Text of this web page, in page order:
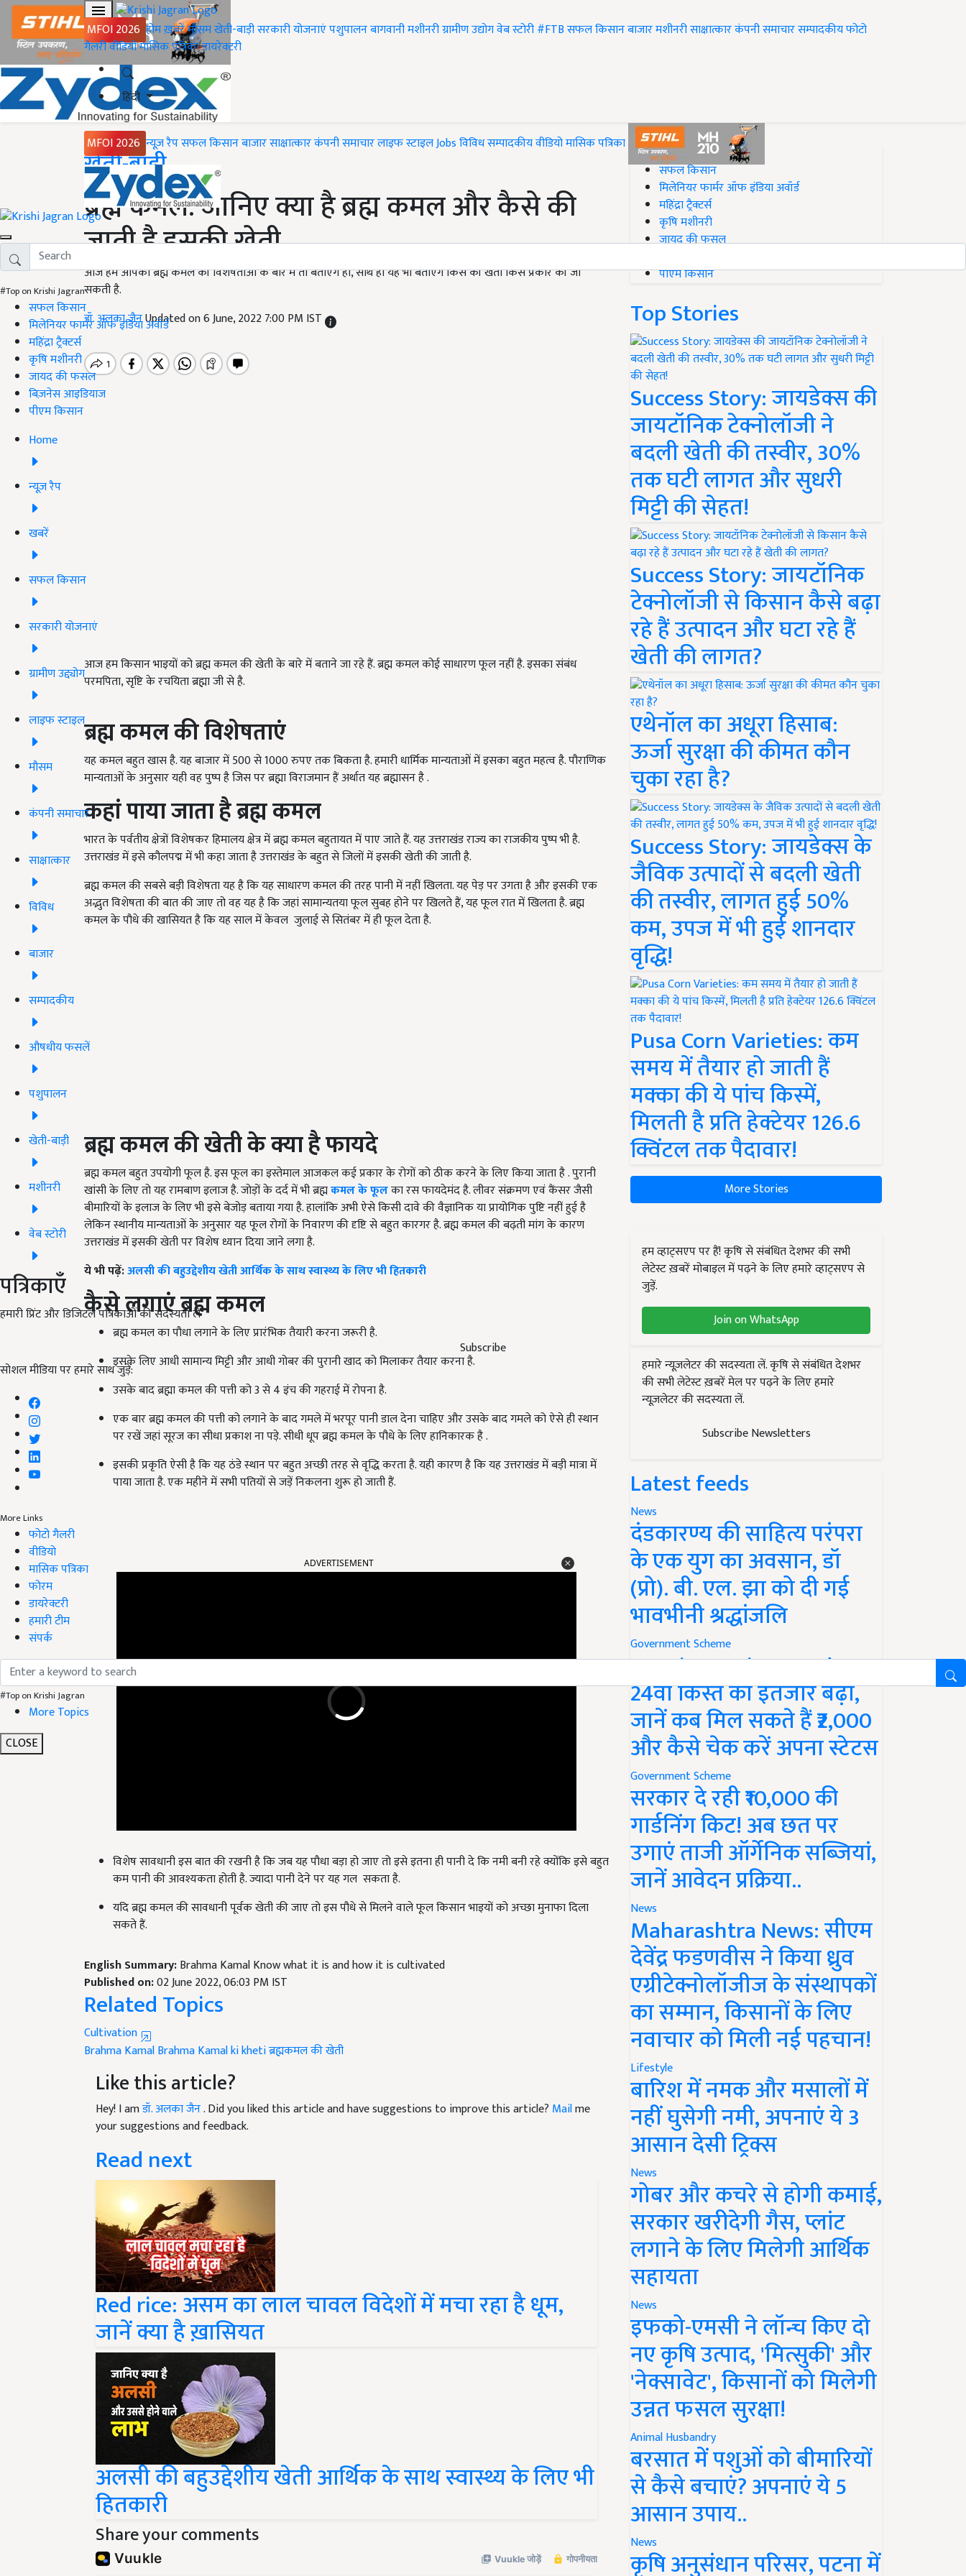
MFOI 2026 होमख़बरेंमौसमखेती-बाड़ीसरकारी योजनाएंपशुपालनबागवानीमशीनरीग्रामीण उद्योगवेब स्टोरी#FTBसफल किसानबाजारमशीनरीसाक्षात्कारकंपनी समाचारसम्पादकीयफोटो
गैलरीवीडियोमासिक पत्रिकाडायरेक्टरी
हिंदी
MFOI 2026 न्यूज़ रैपसफल किसानबाजारसाक्षात्कारकंपनी समाचारलाइफ स्टाइलJobsविविधसम्पादकीयवीडियोमासिक पत्रिका
#Top on Krishi Jagran
सफल किसान
मिलेनियर फार्मर ऑफ इंडिया अवॉर्ड
महिंद्रा ट्रैक्टर्स
कृषि मशीनरी
जायद की फसल
बिज़नेस आइडियाज
पीएम किसान
Home
न्यूज़ रैप
खबरें
सफल किसान
सरकारी योजनाएं
ग्रामीण उद्द्योग
लाइफ स्टाइल
मौसम
कंपनी समाचार
साक्षात्कार
विविध
बाजार
सम्पादकीय
औषधीय फसलें
पशुपालन
खेती-बाड़ी
मशीनरी
वेब स्टोरी
पत्रिकाएँ
हमारी प्रिंट और डिजिटल पत्रिकाओं की सदस्यता लें
Subscribe
सोशल मीडिया पर हमारे साथ जुड़ें:
More Links
फोटो गैलरी
वीडियो
मासिक पत्रिका
फोरम
डायरेक्टरी
हमारी टीम
संपर्क
#Top on Krishi Jagran
More Topics
CLOSE
Home
खेती-बाड़ी
ब्रह्म कमल: जानिए क्या है ब्रह्म कमल और कैसे की
जाती है इसकी खेती
आज हम आपको ब्रह्म कमल की विशेषताओं के बारे में तो बताएंगे ही, साथ ही यह भी बताएंगे किस की खेती किस प्रकार की जा
सकती है.
डॉ. अलका जैनUpdated on 6 June, 2022 7:00 PM IST
आज हम किसान भाइयों को ब्रह्म कमल की खेती के बारे में बताने जा रहे हैं. ब्रह्म कमल कोई साधारण फूल नहीं है. इसका संबंध
परमपिता, सृष्टि के रचयिता ब्रह्मा जी से है.
ब्रह्म कमल की विशेषताएं
यह कमल बहुत खास है. यह बाजार में 500 से 1000 रुपए तक बिकता है. हमारी धार्मिक मान्यताओं में इसका बहुत महत्व है. पौराणिक
मान्यताओं के अनुसार यही वह पुष्प है जिस पर ब्रह्मा विराजमान हैं अर्थात यह ब्रह्मासन है .
कहां पाया जाता है ब्रह्म कमल
भारत के पर्वतीय क्षेत्रों विशेषकर हिमालय क्षेत्र में ब्रह्म कमल बहुतायत में पाए जाते हैं. यह उत्तराखंड राज्य का राजकीय पुष्प भी है.
उत्तराखंड में इसे कौलपद्म में भी कहा जाता है उत्तराखंड के बहुत से जिलों में इसकी खेती की जाती है.
ब्रह्म कमल की सबसे बड़ी विशेषता यह है कि यह साधारण कमल की तरह पानी में नहीं खिलता. यह पेड़ पर उगता है और इसकी एक
अद्भुत विशेषता की बात की जाए तो वह यह है कि जहां सामान्यतया फूल सुबह होने पर खिलते हैं, यह फूल रात में खिलता है. ब्रह्म
कमल के पौधे की खासियत है कि यह साल में केवल जुलाई से सितंबर में ही फूल देता है.
ब्रह्म कमल की खेती के क्या है फायदे
ब्रह्म कमल बहुत उपयोगी फूल है. इस फूल का इस्तेमाल आजकल कई प्रकार के रोगों को ठीक करने के लिए किया जाता है . पुरानी
खांसी के लिए तो यह रामबाण इलाज है. जोड़ों के दर्द में भी ब्रह्मकमल के फूलका रस फायदेमंद है. लीवर संक्रमण एवं कैंसर जैसी
बीमारियों के इलाज के लिए भी इसे बेजोड़ बताया गया है. हालांकि अभी ऐसे किसी दावे की वैज्ञानिक या प्रायोगिक पुष्टि नहीं हुई है
लेकिन स्थानीय मान्यताओं के अनुसार यह फूल रोगों के निवारण की दृष्टि से बहुत कारगर है. ब्रह्म कमल की बढ़ती मांग के कारण
उत्तराखंड में इसकी खेती पर विशेष ध्यान दिया जाने लगा है.
ये भी पढ़ें:अलसी की बहुउद्देशीय खेती आर्थिक के साथ स्वास्थ्य के लिए भी हितकारी
कैसे लगाएं ब्रह्म कमल
ब्रह्म कमल का पौधा लगाने के लिए प्रारंभिक तैयारी करना जरूरी है.
इसके लिए आधी सामान्य मिट्टी और आधी गोबर की पुरानी खाद को मिलाकर तैयार करना है.
उसके बाद ब्रह्मा कमल की पत्ती को 3 से 4 इंच की गहराई में रोपना है.
एक बार ब्रह्म कमल की पत्ती को लगाने के बाद गमले में भरपूर पानी डाल देना चाहिए और उसके बाद गमले को ऐसे ही स्थान
पर रखें जहां सूरज का सीधा प्रकाश ना पड़े. सीधी धूप ब्रह्म कमल के पौधे के लिए हानिकारक है .
इसकी प्रकृति ऐसी है कि यह ठंडे स्थान पर बहुत अच्छी तरह से वृद्धि करता है. यही कारण है कि यह उत्तराखंड में बड़ी मात्रा में
पाया जाता है. एक महीने में सभी पतियों से जड़ें निकलना शुरू हो जाती हैं.
कम पानी की आवश्यकता होती है. ज्यादा पानी देने पर यह गल सकता है.
सकते हैं.
Published on:02 June 2022, 06:03 PM IST
Related Topics
Cultivation
Brahma Kamal
Like this article?
Hey! I amडॉ. अलका जैन. Did you liked this article and have suggestions to improve this article?
your suggestions and feedback.
Read next
Red rice: असम का लाल चावल विदेशों में मचा रहा है धूम,
जानें क्या है ख़ासियत
अलसी की बहुउद्देशीय खेती आर्थिक के साथ स्वास्थ्य के लिए भी
हितकारी
Share your comments
#Top on Krishi Jagran
सफल किसान
मिलेनियर फार्मर ऑफ इंडिया अवॉर्ड
महिंद्रा ट्रैक्टर्स
कृषि मशीनरी
जायद की फसल
पीएम किसान
Top Stories
Success Story: जायडेक्स की
जायटॉनिक टेक्नोलॉजी ने
बदली खेती की तस्वीर, 30%
तक घटी लागत और सुधरी
मिट्टी की सेहत!
Success Story: जायटॉनिक
टेक्नोलॉजी से किसान कैसे बढ़ा
रहे हैं उत्पादन और घटा रहे हैं
खेती की लागत?
एथेनॉल का अधूरा हिसाब:
ऊर्जा सुरक्षा की कीमत कौन
चुका रहा है?
Success Story: जायडेक्स के
जैविक उत्पादों से बदली खेती
की तस्वीर, लागत हुई 50%
कम, उपज में भी हुई शानदार
वृद्धि!
Pusa Corn Varieties: कम
समय में तैयार हो जाती हैं
मक्का की ये पांच किस्में,
मिलती है प्रति हेक्टेयर 126.6
क्विंटल तक पैदावार!
More Stories
हम व्हाट्सएप पर हैं! कृषि से संबंधित देशभर की सभी
लेटेस्ट ख़बरें मोबाइल में पढ़ने के लिए हमारे व्हाट्सएप से
जुड़ें.
Join on WhatsApp
हमारे न्यूज़लेटर की सदस्यता लें. कृषि से संबंधित देशभर
की सभी लेटेस्ट ख़बरें मेल पर पढ़ने के लिए हमारे
न्यूज़लेटर की सदस्यता लें.
Subscribe Newsletters
Latest feeds
News
दंडकारण्य की साहित्य परंपरा
के एक युग का अवसान, डॉ
(प्रो). बी. एल. झा को दी गई
भावभीनी श्रद्धांजलि
Government Scheme
PM Kisan Yojana Update:
24वीं किस्त का इंतजार बढ़ा,
जानें कब मिल सकते हैं ₹2,000
और कैसे चेक करें अपना स्टेटस
Government Scheme
सरकार दे रही ₹10,000 की
गार्डनिंग किट! अब छत पर
उगाएं ताजी ऑर्गेनिक सब्जियां,
जानें आवेदन प्रक्रिया..
News
Maharashtra News: सीएम
देवेंद्र फडणवीस ने किया ध्रुव
एग्रीटेक्नोलॉजीज के संस्थापकों
का सम्मान, किसानों के लिए
नवाचार को मिली नई पहचान!
Lifestyle
बारिश में नमक और मसालों में
नहीं घुसेगी नमी, अपनाएं ये 3
आसान देसी ट्रिक्स
News
गोबर और कचरे से होगी कमाई,
सरकार खरीदेगी गैस, प्लांट
लगाने के लिए मिलेगी आर्थिक
सहायता
News
इफको-एमसी ने लॉन्च किए दो
नए कृषि उत्पाद, 'मित्सुकी' और
'नेक्सावेट', किसानों को मिलेगी
उन्नत फसल सुरक्षा!
Animal Husbandry
बरसात में पशुओं को बीमारियों
से कैसे बचाएं? अपनाएं ये 5
आसान उपाय..
News
कृषि अनुसंधान परिसर, पटना में